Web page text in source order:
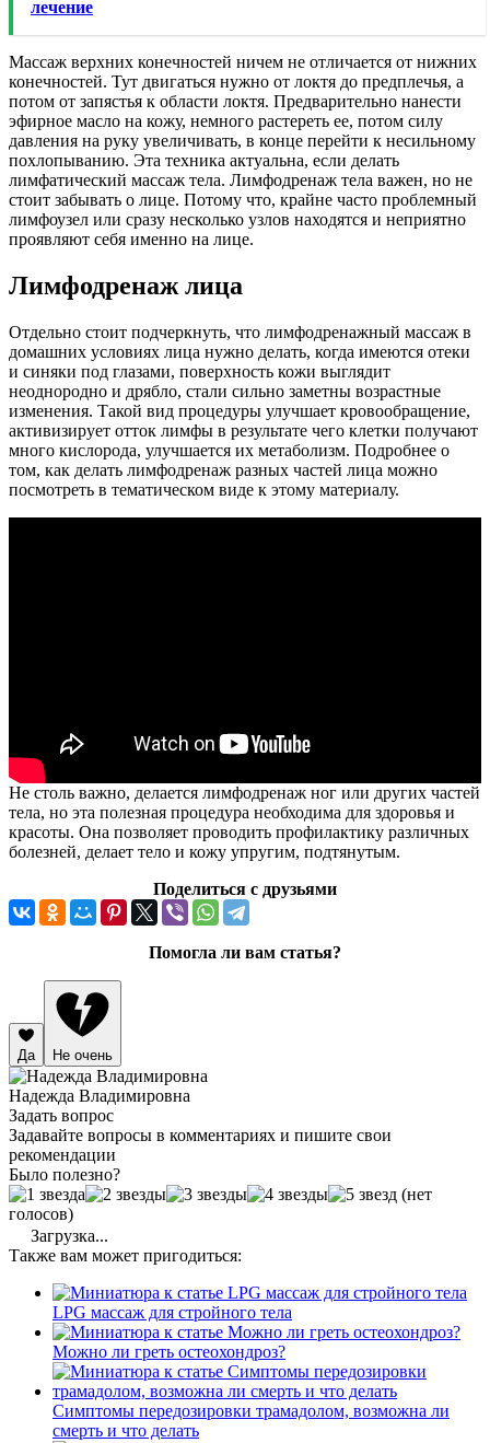
лечение
Массаж верхних конечностей ничем не отличается от нижних
конечностей. Тут двигаться нужно от локтя до предплечья, а
потом от запястья к области локтя. Предварительно нанести
эфирное масло на кожу, немного растереть ее, потом силу
давления на руку увеличивать, в конце перейти к несильному
похлопыванию. Эта техника актуальна, если делать
лимфатический массаж тела. Лимфодренаж тела важен, но не
стоит забывать о лице. Потому что, крайне часто проблемный
лимфоузел или сразу несколько узлов находятся и неприятно
проявляют себя именно на лице.
Лимфодренаж лица
Отдельно стоит подчеркнуть, что лимфодренажный массаж в
домашних условиях лица нужно делать, когда имеются отеки
и синяки под глазами, поверхность кожи выглядит
неоднородно и дрябло, стали сильно заметны возрастные
изменения. Такой вид процедуры улучшает кровообращение,
активизирует отток лимфы в результате чего клетки получают
много кислорода, улучшается их метаболизм. Подробнее о
том, как делать лимфодренаж разных частей лица можно
посмотреть в тематическом виде к этому материалу.
Не столь важно, делается лимфодренаж ног или других частей
тела, но эта полезная процедура необходима для здоровья и
красоты. Она позволяет проводить профилактику различных
болезней, делает тело и кожу упругим, подтянутым.
Поделиться с друзьями
Помогла ли вам статья?
Да Не очень
Надежда Владимировна
Задать вопрос
Задавайте вопросы в комментариях и пишите свои
рекомендации
Было полезно?
(нет
голосов)
Загрузка...
Также вам может пригодиться:
LPG массаж для стройного тела
Можно ли греть остеохондроз?
Симптомы передозировки трамадолом, возможна ли
смерть и что делать